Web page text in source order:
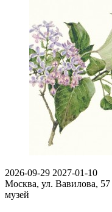
2026-09-29 2027-01-10
Москва, ул. Вавилова, 57
музей